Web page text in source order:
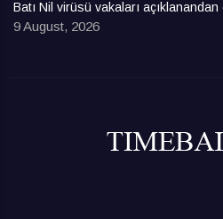
Batı Nil virüsü vakaları
9 August, 2026